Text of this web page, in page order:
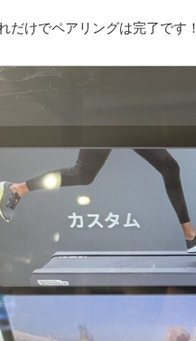
だけでペアリングは完了です！